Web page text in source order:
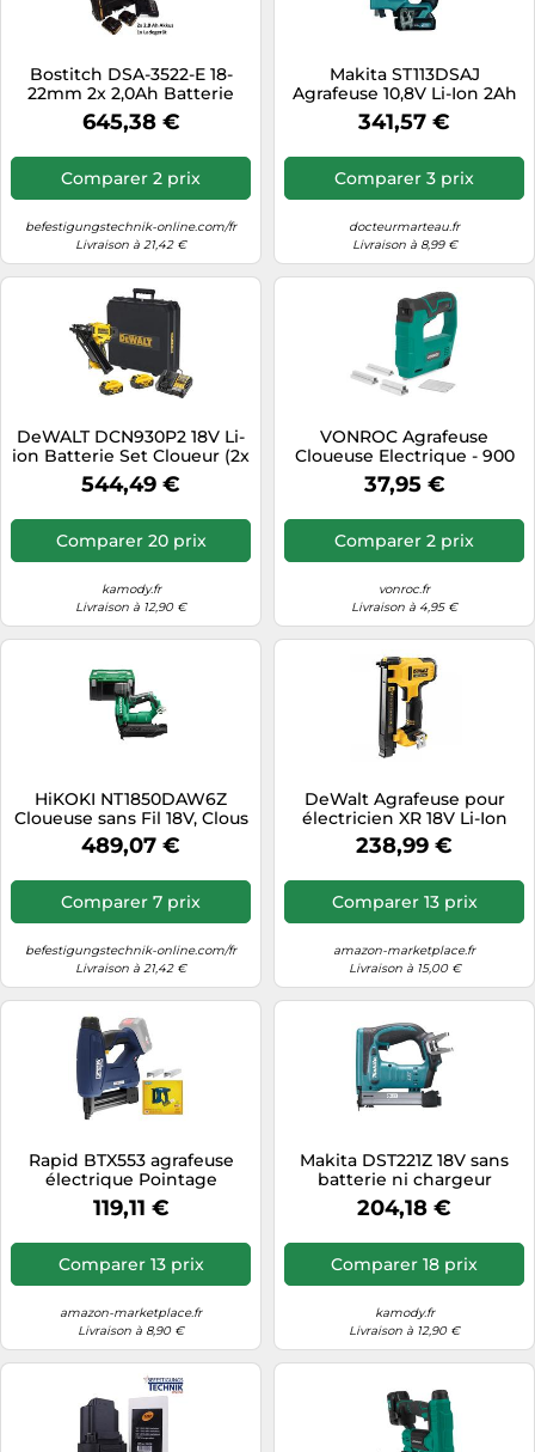
Bostitch DSA-3522-E 18-
22mm 2x 2,0Ah Batterie
Agrafeuse à fermeture
carton Agrafeuse carton KL-
645,38 €
Comparer 2 prix
befestigungstechnik-online.com/fr
Livraison à 21,42 €
Makita ST113DSAJ
Agrafeuse 10,8V Li-Ion 2Ah
dans Mbox
341,57 €
Comparer 3 prix
docteurmarteau.fr
Livraison à 8,99 €
DeWALT DCN930P2 18V Li-
ion Batterie Set Cloueur (2x
5.0Ah Batterie) En Tstak -
50-90mm - 2-Speed
544,49 €
Comparer 20 prix
kamody.fr
Livraison à 12,90 €
VONROC Agrafeuse
Cloueuse Electrique - 900
Agrafes et 300 Clous - Idéal
pour Fixer Tapis, Fil en Fer,
Meubles en Tissu ou en Cuir
- Agrafeuse Electrique
37,95 €
Comparer 2 prix
vonroc.fr
Livraison à 4,95 €
HiKOKI NT1850DAW6Z
Cloueuse sans Fil 18V, Clous
Calibre 18, 16-50 mm
489,07 €
Comparer 7 prix
befestigungstechnik-online.com/fr
Livraison à 21,42 €
DeWalt Agrafeuse pour
électricien XR 18V Li-Ion
25,4 mm sans batterie ni
chargeur
238,99 €
Comparer 13 prix
amazon-marketplace.fr
Livraison à 15,00 €
Rapid BTX553 agrafeuse
électrique Pointage
119,11 €
Comparer 13 prix
amazon-marketplace.fr
Livraison à 8,90 €
Makita DST221Z 18V sans
batterie ni chargeur
204,18 €
Comparer 18 prix
kamody.fr
Livraison à 12,90 €